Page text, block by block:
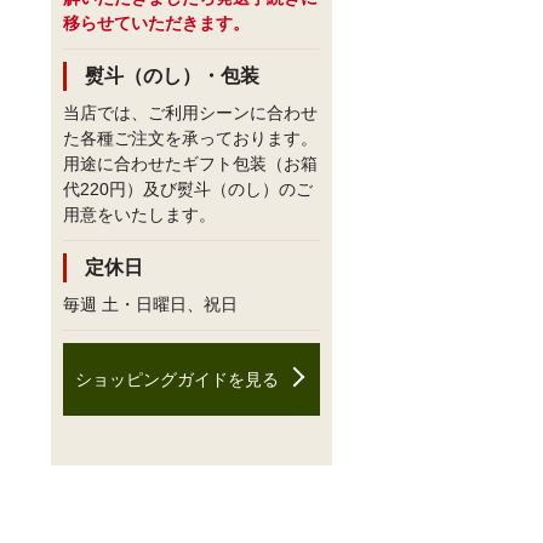
移らせていただきます。
熨斗（のし）・包装
当店では、ご利用シーンに合わせ
た各種ご注文を承っております。
用途に合わせたギフト包装（お箱
代220円）及び熨斗（のし）のご
用意をいたします。
定休日
毎週 土・日曜日、祝日
ショッピングガイドを見る